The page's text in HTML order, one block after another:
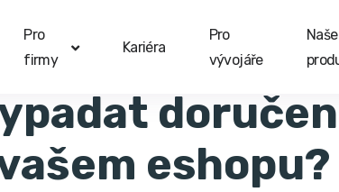
Pro
firmy
Kariéra
Pro
vývojáře
Naše
eshopu?